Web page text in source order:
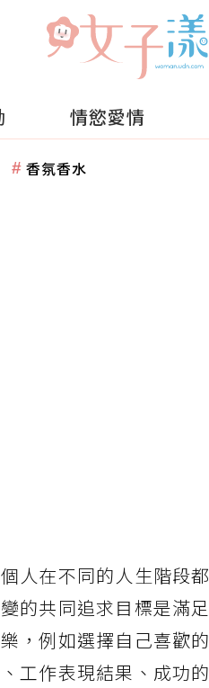
情慾愛情
香氛香水
人在不同的人生階段
的共同追求目標是滿
，例如選擇自己喜歡
工作表現結果、成功